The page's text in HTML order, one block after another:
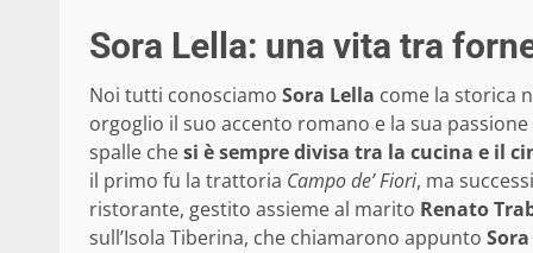
Sora Lella: una vita tra
Noi tutti conosciamo Sora Lella come la storica
orgoglio il suo accento romano e la sua
spalle chesi è sempre divisa tra la cucina e il
il primo fu la trattoria Campo de’ Fiori, ma
ristorante, gestito assieme al marito Renato
sull’Isola Tiberina, che chiamarono appunto